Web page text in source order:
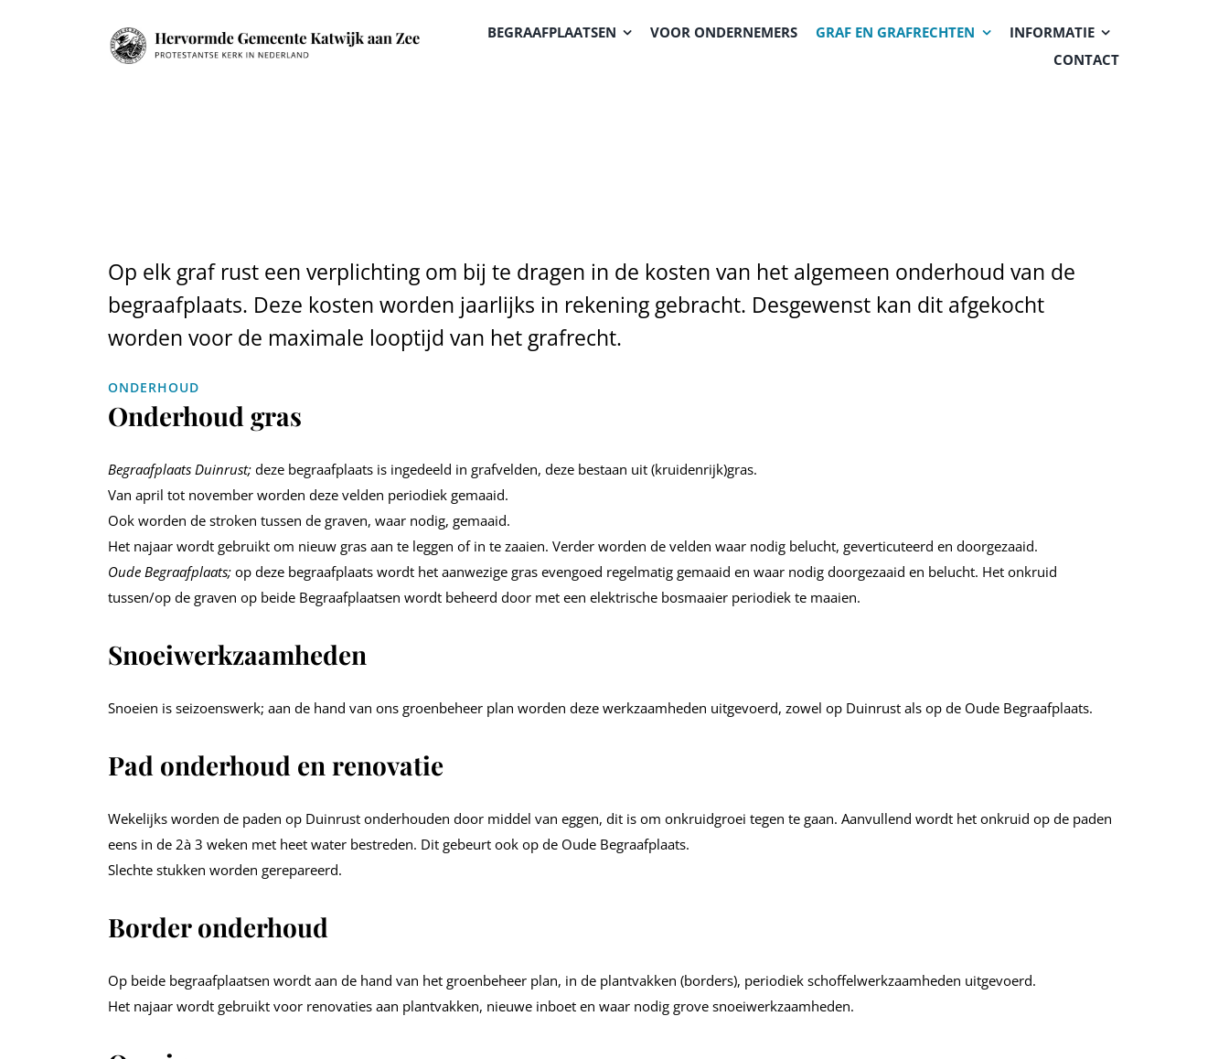
BEGRAAFPLAATSEN VOOR ONDERNEMERS GRAF EN GRAFRECHTEN
INFORMATIE
CONTACT
Op elk graf rust een verplichting om bij te dragen in de kosten van het algemeen onderhoud van de
begraafplaats. Deze kosten worden jaarlijks in rekening gebracht. Desgewenst kan dit afgekocht
worden voor de maximale looptijd van het grafrecht.
ONDERHOUD
Onderhoud gras
Begraafplaats Duinrust;deze begraafplaats is ingedeeld in grafvelden, deze bestaan uit (kruidenrijk)gras.
Van april tot november worden deze velden periodiek gemaaid.
Ook worden de stroken tussen de graven, waar nodig, gemaaid.
Het najaar wordt gebruikt om nieuw gras aan te leggen of in te zaaien. Verder worden de velden waar nodig belucht, geverticuteerd en doorgezaaid.
Oude Begraafplaats;op deze begraafplaats wordt het aanwezige gras evengoed regelmatig gemaaid en waar nodig doorgezaaid en belucht. Het onkruid
tussen/op de graven op beide Begraafplaatsen wordt beheerd door met een elektrische bosmaaier periodiek te maaien.
Snoeiwerkzaamheden
Snoeien is seizoenswerk; aan de hand van ons groenbeheer plan worden deze werkzaamheden uitgevoerd, zowel op Duinrust als op de Oude Begraafplaats.
Pad onderhoud en renovatie
Wekelijks worden de paden op Duinrust onderhouden door middel van eggen, dit is om onkruidgroei tegen te gaan. Aanvullend wordt het onkruid op de paden
eens in de 2à 3 weken met heet water bestreden. Dit gebeurt ook op de Oude Begraafplaats.
Slechte stukken worden gerepareerd.
Border onderhoud
Op beide begraafplaatsen wordt aan de hand van het groenbeheer plan, in de plantvakken (borders), periodiek schoffelwerkzaamheden uitgevoerd.
Het najaar wordt gebruikt voor renovaties aan plantvakken, nieuwe inboet en waar nodig grove snoeiwerkzaamheden.